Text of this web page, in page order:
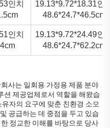
인치
19.13*9.72*18.31인
48.6*24.7*46.5cm
인치
19.13*9.72*24.49인
48.6*24.7*62.2cm
사는 일회용 가정용 제품 분야
션 제공업체로서 역할을 해왔습
자의 요구에 맞춘 친환경 소모
공급하는 데 중점을 두고 있습
정교한 이해를 바탕으로 당사